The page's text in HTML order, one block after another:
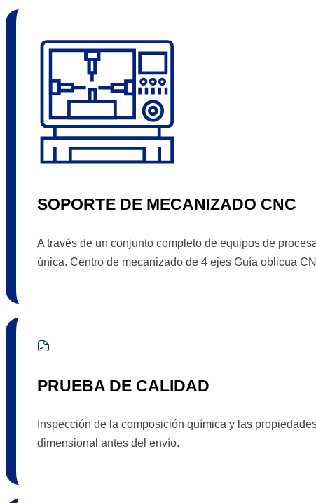
SOPORTE DE MECANIZADO CNC
A través de un conjunto completo de equipos de
única. Centro de mecanizado de 4 ejes Guía oblicua
PRUEBA DE CALIDAD
Inspección de la composición química y las
dimensional antes del envío.